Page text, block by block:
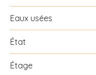
Eaux usées
État
Étage